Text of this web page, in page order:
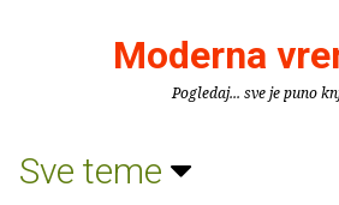
Moderna
Pogledaj... sve je puno
Sve teme